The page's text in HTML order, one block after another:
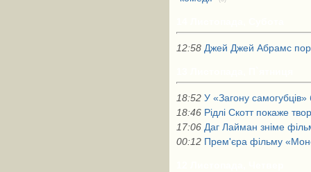
12:58 Джей Джей Абрамс
18:52 У «Загону
18:46 Рідлі Скотт покаже
17:06 Даг Лайман зніме
00:12 Прем'єра фільму